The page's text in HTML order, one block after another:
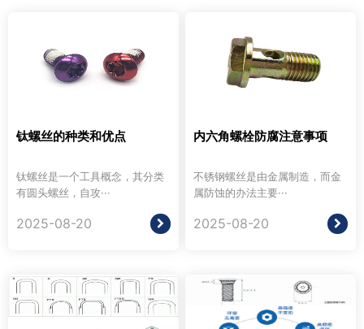
钛螺丝的种类和优点
钛螺丝是一个工具概念，其分类
有圆头螺丝，自攻···
2025-08-20
内六角螺栓防腐注意事项
不锈钢螺丝是由金属制造，而金
属防蚀的办法主要···
2025-08-20